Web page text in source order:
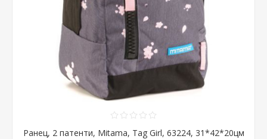
Ранец, 2 патенти, Mitama, Tag Girl, 63224, 31*42*20цм